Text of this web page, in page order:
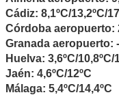
Cádiz: 8,1ºC/13,2ºC/
Córdoba aeropuerto:
Granada aeropuerto: -
Huelva: 3,6ºC/10,8ºC/
Jaén: 4,6ºC/12ºC
Málaga: 5,4ºC/14,4ºC